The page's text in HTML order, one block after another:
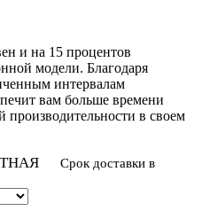
и на 15 процентов
модели. Благодаря
интервалам
вам больше времени
производительности в своем
Срок доставки в